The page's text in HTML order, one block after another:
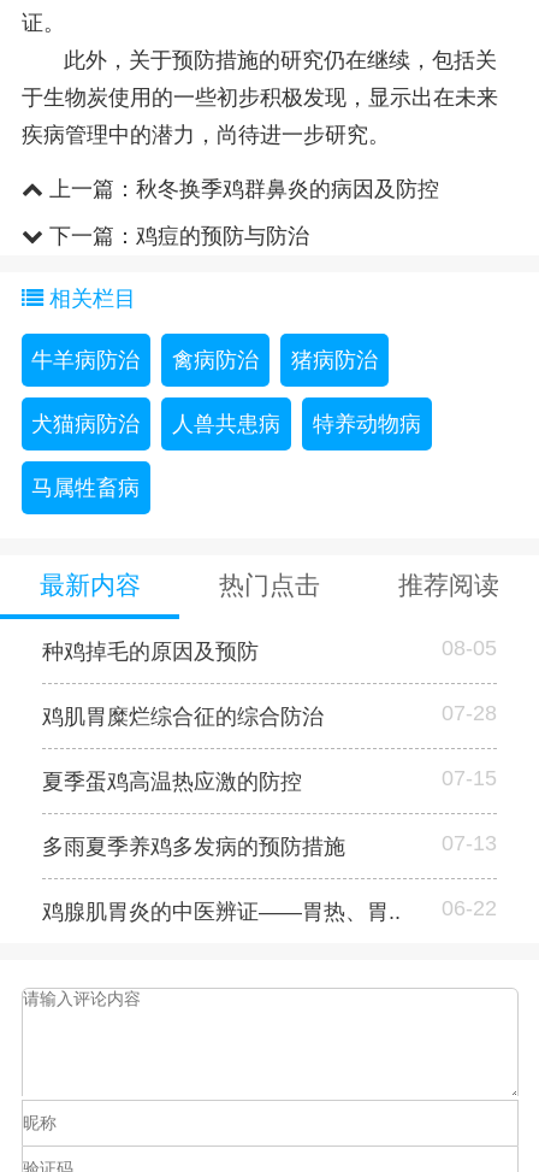
证。
此外，关于预防措施的研究仍在继续，包括关
于生物炭使用的一些初步积极发现，显示出在未来
疾病管理中的潜力，尚待进一步研究。
上一篇： 秋冬换季鸡群鼻炎的病因及防控
下一篇： 鸡痘的预防与防治
相关栏目
牛羊病防治 禽病防治 猪病防治
犬猫病防治 人兽共患病 特养动物病
马属牲畜病
最新内容 热门点击 推荐阅读
种鸡掉毛的原因及预防 08-05
鸡肌胃糜烂综合征的综合防治 07-28
夏季蛋鸡高温热应激的防控 07-15
多雨夏季养鸡多发病的预防措施 07-13
鸡腺肌胃炎的中医辨证——胃热、胃.. 06-22